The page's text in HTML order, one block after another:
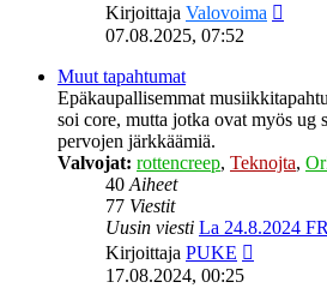
Kirjoittaja Valovoima
07.08.2025, 07:52
Muut tapahtumat
Epäkaupallisemmat
soi core, mutta jotka ovat myös ug
pervojen järkkäämiä.
Valvojat: rottencreep, Teknojta,
40Aiheet
77 Viestit
Uusin viesti La 24.8.2024
Kirjoittaja PUKE
17.08.2024, 00:25